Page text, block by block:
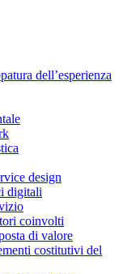
dell’esperienza
design
digitali
coinvolti
di valore
costitutivi del